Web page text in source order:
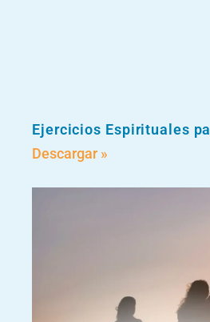
Ejercicios Espirituales
Descargar »